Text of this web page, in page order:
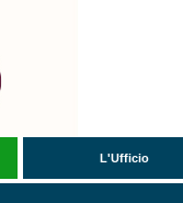
L'Ufficio